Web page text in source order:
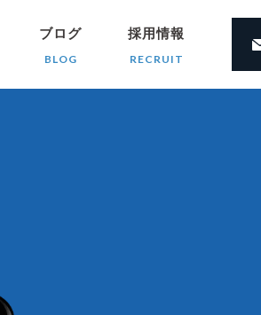
ブログ
BLOG
採用情報
RECRUIT